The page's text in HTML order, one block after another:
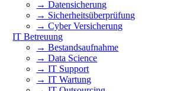
→ Datensicherung
→ Sicherheitsüberprüfung
→ Cyber Versicherung
IT Betreuung
→ Bestandsaufnahme
→ Data Science
→ IT Support
→ IT Wartung